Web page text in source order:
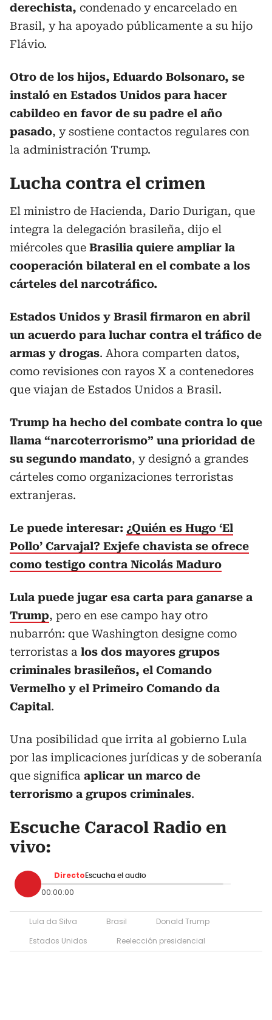
derechista, condenado y encarcelado en
Brasil, y ha apoyado públicamente a su hijo
Flávio.
Otro de los hijos, Eduardo Bolsonaro, se
instaló en Estados Unidos para hacer
cabildeo en favor de su padre el año
pasado, y sostiene contactos regulares con
la administración Trump.
Lucha contra el crimen
El ministro de Hacienda, Dario Durigan, que
integra la delegación brasileña, dijo el
miércoles que Brasilia quiere ampliar la
cooperación bilateral en el combate a los
cárteles del narcotráfico.
Estados Unidos y Brasil firmaron en abril
un acuerdo para luchar contra el tráfico de
armas y drogas. Ahora comparten datos,
como revisiones con rayos X a contenedores
que viajan de Estados Unidos a Brasil.
Trump ha hecho del combate contra lo que
llama “narcoterrorismo” una prioridad de
su segundo mandato, y designó a grandes
cárteles como organizaciones terroristas
extranjeras.
Le puede interesar: ¿Quién es Hugo ‘El
Pollo’ Carvajal? Exjefe chavista se ofrece
como testigo contra Nicolás Maduro
Lula puede jugar esa carta para ganarse a
Trump, pero en ese campo hay otro
nubarrón: que Washington designe como
terroristas a los dos mayores grupos
criminales brasileños, el Comando
Vermelho y el Primeiro Comando da
Capital.
Una posibilidad que irrita al gobierno Lula
por las implicaciones jurídicas y de soberanía
que significa aplicar un marco de
terrorismo a grupos criminales.
Escuche Caracol Radio en
vivo:
Directo Escucha el audio
00:00:00
Lula da Silva Brasil
Donald Trump
Estados Unidos
Reelección presidencial